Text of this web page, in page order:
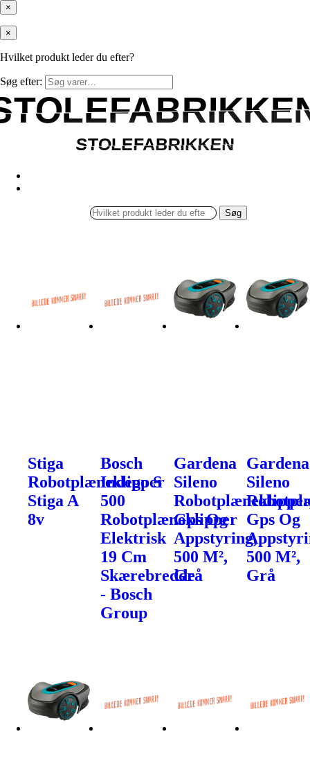
×
×
Hvilket produkt leder du efter?
Søg efter:
STOLEFABRIKKEN
STOLEFABRIKKEN
Søg
Stiga
Robotplæneklipper
Stiga A
8v
Bosch
Indego S
500
Robotplæneklipper
Elektrisk
19 Cm
Skærebredde
- Bosch
Group
Gardena
Sileno
Gps Og
Appstyring,
500 M²,
Grå
Gardena
Sileno
Gps Og
500 M²,
Grå